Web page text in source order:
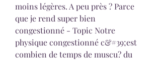
moins légères. A peu près ? Parce
que je rend super bien
congestionné - Topic Notre
physique congestionné c&#39;est
combien de temps de muscu? du